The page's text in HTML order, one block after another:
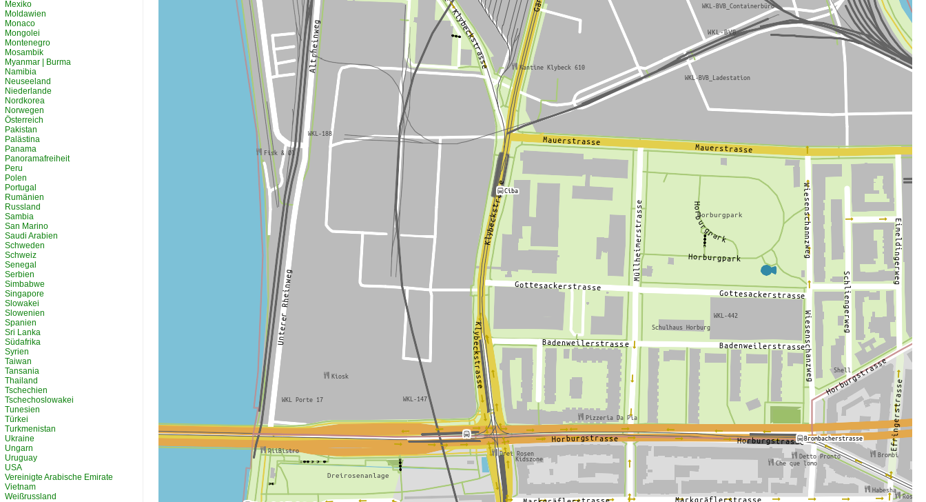
Mexiko
Moldawien
Monaco
Mongolei
Montenegro
Mosambik
Myanmar | Burma
Namibia
Neuseeland
Niederlande
Nordkorea
Norwegen
Österreich
Pakistan
Palästina
Panama
Panoramafreiheit
Peru
Polen
Portugal
Rumänien
Russland
Sambia
San Marino
Saudi Arabien
Schweden
Schweiz
Senegal
Serbien
Simbabwe
Singapore
Slowakei
Slowenien
Spanien
Sri Lanka
Südafrika
Syrien
Taiwan
Tansania
Thailand
Tschechien
Tschechoslowakei
Tunesien
Türkei
Turkmenistan
Ukraine
Ungarn
Uruguay
USA
Vereinigte Arabische Emirate
Vietnam
Weißrussland